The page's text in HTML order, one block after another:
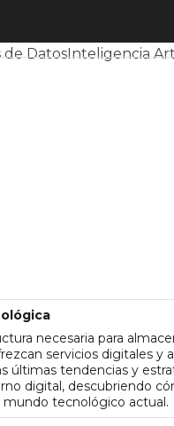
de DatosInteligencia
necesaria para
servicios digitales y
últimas tendencias y
digital, descubriendo
mundo tecnológico actual.